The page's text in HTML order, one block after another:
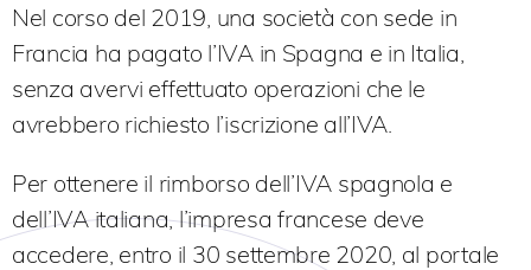
Nel corso del 2019, una società con sede in
Francia ha pagato l’IVA in Spagna e in Italia,
senza avervi effettuato operazioni che le
avrebbero richiesto l’iscrizione all’IVA.
Per ottenere il rimborso dell’IVA spagnola e
dell’IVA italiana, l’impresa francese deve
accedere, entro il 30 settembre 2020, al portale